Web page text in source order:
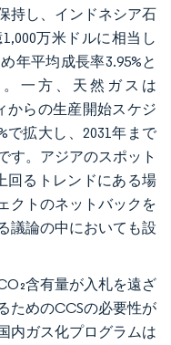
持し、インドネシア石
万米ドルに相当し
年平均成長率3.95%と
一方、天然ガスは
からの生産開始スケジ
で拡大し、2031年まで
す。アジアのスポット
回るトレンドにある場
クトのネットバックを
議論の中においても設
含有量が入札を遠ざ
ためのCCSの必要性が
内ガス化プログラムは